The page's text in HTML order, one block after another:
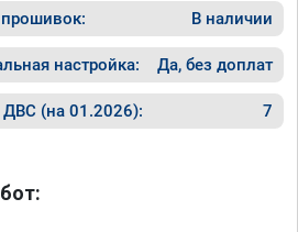
В наличии
настройка: Да, без доплат
(на 01.2026): 7